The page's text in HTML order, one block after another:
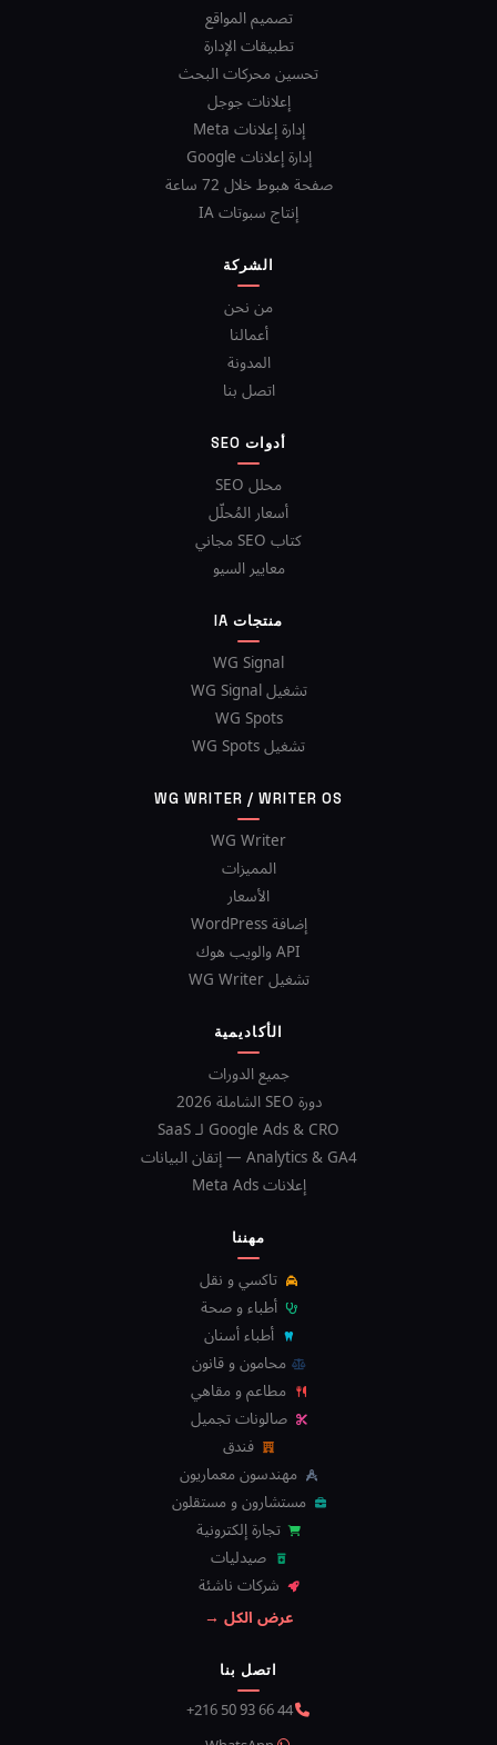
تصميم المواقع
تطبيقات الإدارة
تحسين محركات البحث
إعلانات جوجل
إدارة إعلانات Meta
إدارة إعلانات Google
صفحة هبوط خلال 72 ساعة
إنتاج سبوتات IA
الشركة
من نحن
أعمالنا
المدونة
اتصل بنا
أدوات SEO
محلل SEO
أسعار المُحلّل
كتاب SEO مجاني
معايير السيو
منتجات IA
WG Signal
تشغيل WG Signal
WG Spots
تشغيل WG Spots
WG WRITER / WRITER OS
WG Writer
المميزات
الأسعار
إضافة WordPress
API والويب هوك
تشغيل WG Writer
الأكاديمية
جميع الدورات
دورة SEO الشاملة 2026
Google Ads & CRO لـ SaaS
Analytics & GA4 — إتقان البيانات
إعلانات Meta Ads
مهننا
تاكسي و نقل
أطباء و صحة
أطباء أسنان
محامون و قانون
مطاعم و مقاهي
صالونات تجميل
فندق
مهندسون معماريون
مستشارون و مستقلون
تجارة إلكترونية
صيدليات
شركات ناشئة
عرض الكل →
اتصل بنا
+216 50 93 66 44